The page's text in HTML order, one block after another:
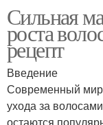
Сильная
роста
рецепт
Введение
Современный мир
ухода за